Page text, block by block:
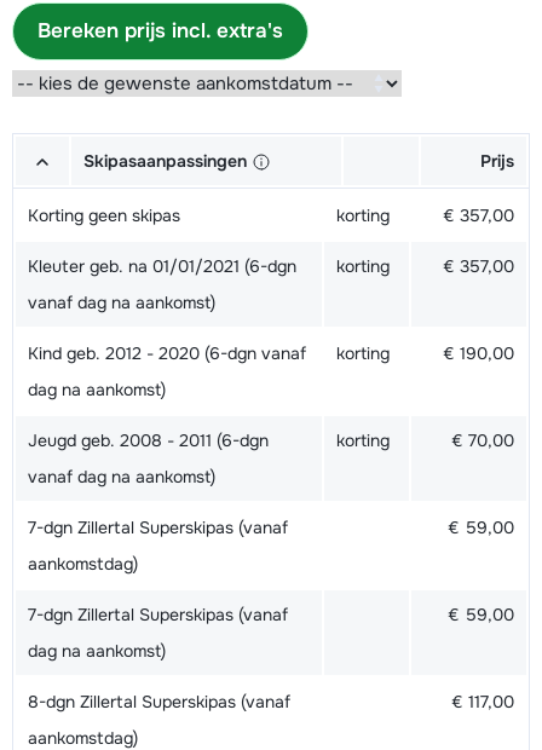
Bereken prijs incl. extra's
Skipasaanpassingen Prijs
Korting geen skipas korting € 357,00
Kleuter geb. na 01/01/2021 (6-dgn
vanaf dag na aankomst)
korting € 357,00
Kind geb. 2012 - 2020 (6-dgn vanaf
dag na aankomst)
korting € 190,00
Jeugd geb. 2008 - 2011 (6-dgn
vanaf dag na aankomst)
korting € 70,00
7-dgn Zillertal Superskipas (vanaf
aankomstdag)
€ 59,00
7-dgn Zillertal Superskipas (vanaf
dag na aankomst)
€ 59,00
8-dgn Zillertal Superskipas (vanaf
aankomstdag)
€ 117,00